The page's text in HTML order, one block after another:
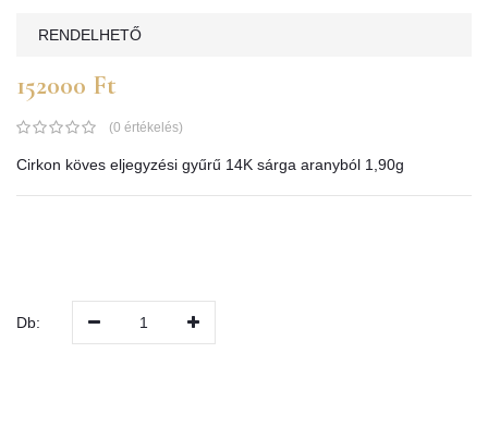
RENDELHETŐ
152000 Ft
(0 értékelés)
Cirkon köves eljegyzési gyűrű 14K sárga aranyból 1,90g
Db: 1